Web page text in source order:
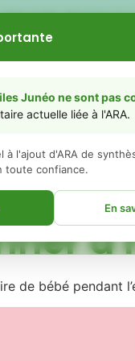
Junéo ne sont pas
actuelle liée à l'ARA.
à l'ajout d'ARA de
toute confiance.
En
ou entendu récemment
de certains laits
arachidonique).
GRATUITE
:
à
de bébé pendant